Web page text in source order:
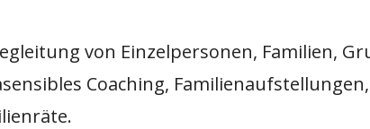
von Einzelpersonen, Familien,
Coaching,